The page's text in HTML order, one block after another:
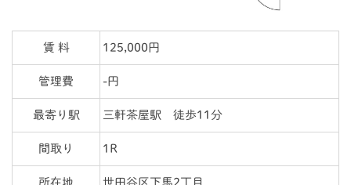
賃 料 125,000円
管理費 -円
最寄り駅 三軒茶屋駅 徒歩11分
間取り 1R
所在地 世田谷区下馬2丁目